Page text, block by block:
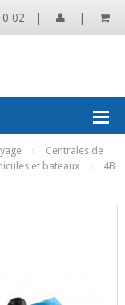
02 | |
›
Centrales de
et bateaux ›
4B